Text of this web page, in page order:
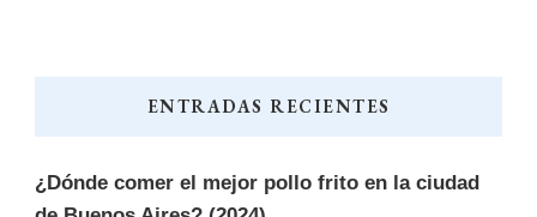
ENTRADAS RECIENTES
¿Dónde comer el mejor pollo frito en la ciudad